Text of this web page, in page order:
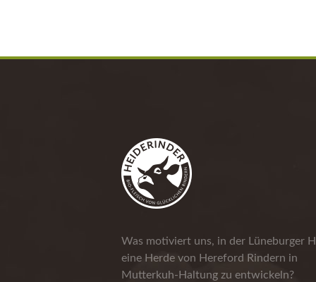
Was motiviert uns, in der Lüneburger
eine Herde von Hereford Rindern in
Mutterkuh-Haltung zu entwickeln?